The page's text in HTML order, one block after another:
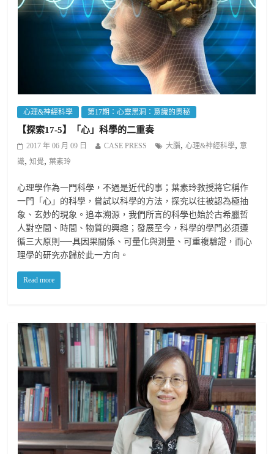
心理&神經科學 第17期：心靈黑洞：意識的奧秘
【探索17-5】「心」科學的二重奏
2017 年 06 月 09 日 CASE PRESS 大腦,心理&神經科學, 意
識,知覺,葉素玲
心理學作為一門科學，不過是近代的事；葉素玲教授將它稱作
一門「心」的科學，嘗試以科學的方法，探究以往被認為極抽
象、玄妙的現象。追本溯源，我們所言的科學也始於古希臘哲
人對空間、時間、物質的興趣；發展至今，科學的學門必須遵
循三大原則──具因果關係、可量化與測量、可重複驗證，而心
理學的研究亦歸於此一方向。
Read more